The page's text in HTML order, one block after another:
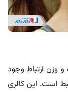
وزن ارتباط وجود
است. این کالری